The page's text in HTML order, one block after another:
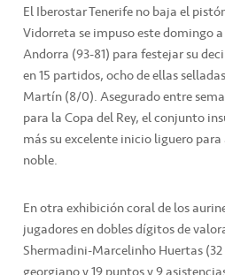
El Iberostar Tenerife no baja el
Vidorreta se impuso este domingo
Andorra (93-81) para festejar su
en 15 partidos, ocho de ellas
Martín (8/0). Asegurado entre
para la Copa del Rey, el conjunto
más su excelente inicio liguero
noble.
En otra exhibición coral de los
jugadores en dobles dígitos de
Shermadini-Marcelinho Huertas